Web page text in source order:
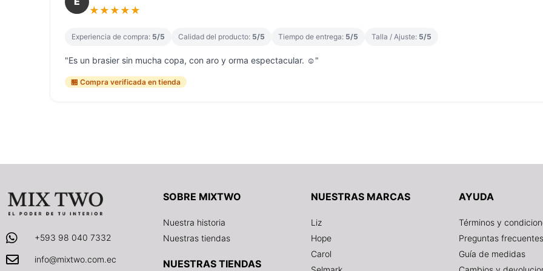
★ ★ ★ ★ ★
Experiencia de compra: 5/5 Calidad del producto: 5/5 Tiempo de entrega: 5/5 Talla / Ajuste: 5/5
"Es un brasier sin mucha copa, con aro y orma espectacular. ☺️"
🏪 Compra verificada en tienda
+593 98 040 7332
info@mixtwo.com.ec
SOBRE MIXTWO
Nuestra historia
Nuestras tiendas
NUESTRAS TIENDAS
NUESTRAS MARCAS
Liz
Hope
Carol
AYUDA
Términos y
Preguntas frecuentes
Guía de medidas